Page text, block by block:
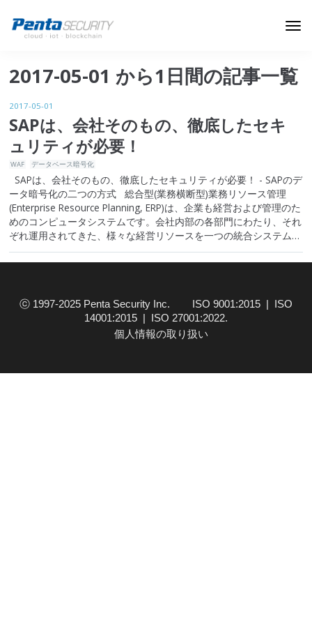
データ保護
セキュリティインサイト
技術ブログ
2017-05-01 から1日間の記事一覧
2017-05-01
SAPは、会社そのもの、徹底したセキ
ュリティが必要！
WAF データベース暗号化
SAPは、会社そのもの、徹底したセキュリティが必要！ - SAPのデ
ータ暗号化の二つの方式 総合型(業務横断型)業務リソース管理
(Enterprise Resource Planning, ERP)は、企業も経営および管理のた
めのコンピュータシステムです。会社内部の各部門にわたり、それ
ぞれ運用されてきた、様々な経営リソースを一つの統合システムと
して管理することで、生産性を最大限に…
ⓒ 1997-2025 Penta Security Inc. ISO 9001:2015 | ISO
14001:2015 | ISO 27001:2022.
個人情報の取り扱い